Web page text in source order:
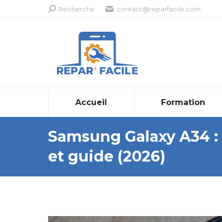
Recherche
Recherche contact@reparfacile.com
Accueil Formation
Samsung Galaxy
et guide (2026)